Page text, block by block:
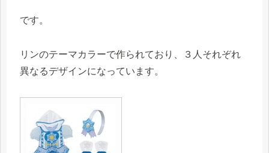
です。
リンのテーマカラーで作られており、３人それぞれ
異なるデザインになっています。